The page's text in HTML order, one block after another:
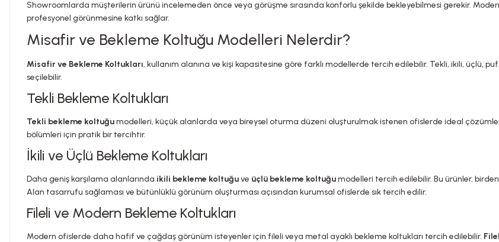
Showroomlarda müşterilerin ürünü incelemeden önce veya görüşme sırasında konforlu şekilde bekleyebilmesi gerekir.
profesyonel görünmesine katkı sağlar.
Misafir ve Bekleme Koltuğu Modelleri Nelerdir?
Misafir ve Bekleme Koltukları, kullanım alanına ve kişi kapasitesine göre farklı modellerde tercih edilebilir. Tekli, ikili, üçlü,
seçilebilir.
Tekli Bekleme Koltukları
Tekli bekleme koltuğumodelleri, küçük alanlarda veya bireysel oturma düzeni oluşturulmak istenen ofislerde ideal
bölümleri için pratik bir tercihtir.
İkili ve Üçlü Bekleme Koltukları
Daha geniş karşılama alanlarında ikili bekleme koltuğuve üçlü bekleme koltuğumodelleri tercih edilebilir. Bu ürünler,
Alan tasarrufu sağlaması ve bütünlüklü görünüm oluşturması açısından kurumsal ofislerde sık tercih edilir.
Fileli ve Modern Bekleme Koltukları
Modern ofislerde daha hafif ve çağdaş görünüm isteyenler için fileli veya metal ayaklı bekleme koltukları tercih edilebilir.